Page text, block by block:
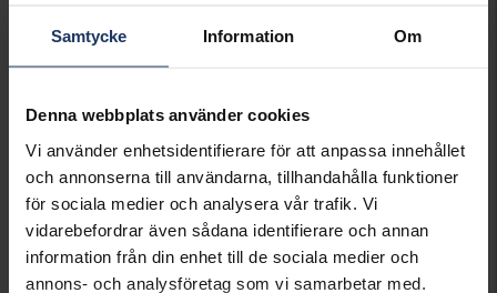
Samtycke Information Om
Denna webbplats använder cookies
Vi använder enhetsidentifierare för att anpassa innehållet
och annonserna till användarna, tillhandahålla funktioner
för sociala medier och analysera vår trafik. Vi
vidarebefordrar även sådana identifierare och annan
information från din enhet till de sociala medier och
annons- och analysföretag som vi samarbetar med.
INFO
LÄNGD CA (CM)
MATERIAL
Silver,Rhodinerat
Matchande produkter och andra varianter